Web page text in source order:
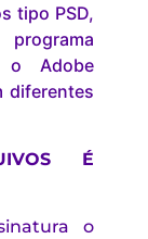
tipo PSD,
Adobe
diferentes
É
o